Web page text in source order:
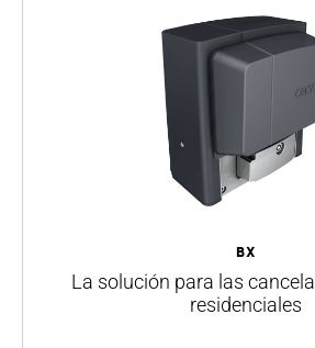
BX
La solución para las
residenciales